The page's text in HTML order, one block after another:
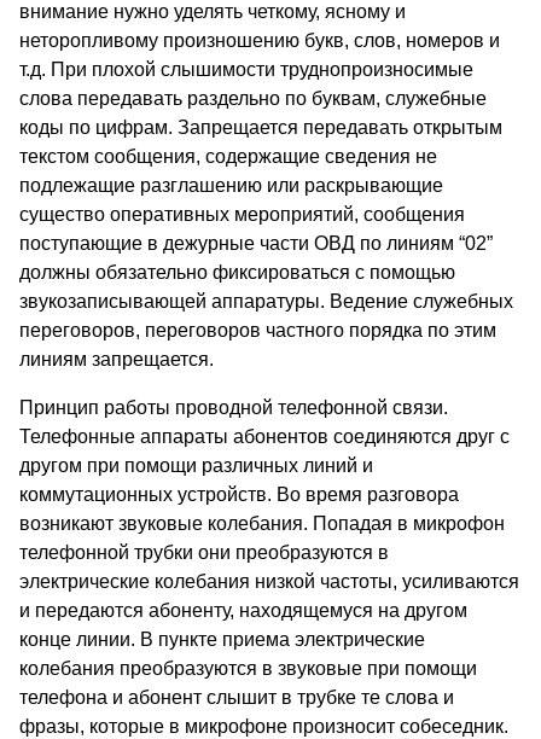
внимание нужно уделять четкому, ясному и
неторопливому произношению букв, слов, номеров и
т.д. При плохой слышимости труднопроизносимые
слова передавать раздельно по буквам, служебные
коды по цифрам. Запрещается передавать открытым
текстом сообщения, содержащие сведения не
подлежащие разглашению или раскрывающие
существо оперативных мероприятий, сообщения
поступающие в дежурные части ОВД по линиям “02”
должны обязательно фиксироваться с помощью
звукозаписывающей аппаратуры. Ведение служебных
переговоров, переговоров частного порядка по этим
линиям запрещается.
Принцип работы проводной телефонной связи.
Телефонные аппараты абонентов соединяются друг с
другом при помощи различных линий и
коммутационных устройств. Во время разговора
возникают звуковые колебания. Попадая в микрофон
телефонной трубки они преобразуются в
электрические колебания низкой частоты, усиливаются
и передаются абоненту, находящемуся на другом
конце линии. В пункте приема электрические
колебания преобразуются в звуковые при помощи
телефона и абонент слышит в трубке те слова и
фразы, которые в микрофоне произносит собеседник.